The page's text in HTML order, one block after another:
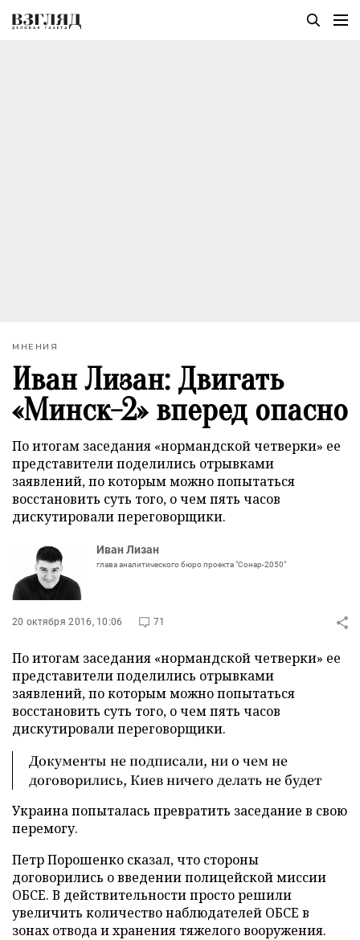
МНЕНИЯ
Иван Лизан: Двигать
«Минск-2» вперед опасно
По итогам заседания «нормандской четверки» ее
представители поделились отрывками
заявлений, по которым можно попытаться
восстановить суть того, о чем пять часов
дискутировали переговорщики.
Иван Лизан
глава аналитического бюро проекта "Сонар-2050"
20 октября 2016, 10:06 71
По итогам заседания «нормандской четверки» ее
представители поделились отрывками
заявлений, по которым можно попытаться
восстановить суть того, о чем пять часов
дискутировали переговорщики.
Документы не подписали, ни о чем не
договорились, Киев ничего делать не будет
Украина попыталась превратить заседание в свою
перемогу.
Петр Порошенко сказал, что стороны
договорились о введении полицейской миссии
ОБСЕ. В действительности просто решили
увеличить количество наблюдателей ОБСЕ в
зонах отвода и хранения тяжелого вооружения.